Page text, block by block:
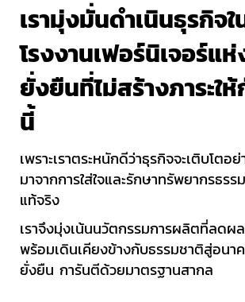
เรามุ่งมั่นดำเนินธุรกิจใ
โรงงานเฟอร์นิเจอร์แ
ยั่งยืนที่ไม่สร้างภาระใ
นี้
เพราะเราตระหนักดีว่าธุรกิจจะเติบโต
มาจากการใส่ใจและรักษาทรัพยากรธร
แท้จริง
เราจึงมุ่งเน้นนวัตกรรมการผลิตที่ลดผ
พร้อมเดินเคียงข้างกับธรรมชาติสู่อนา
ยั่งยืน การันตีด้วยมาตรฐานสากล